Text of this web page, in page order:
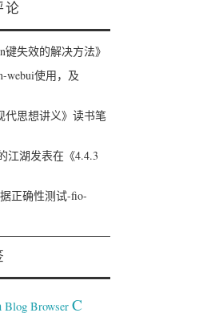
论
键失效的解决方法》
webui使用，及
代思想讲义》读书笔
江湖发表在《4.4.3
正确性测试-fio-
Blog Browser C